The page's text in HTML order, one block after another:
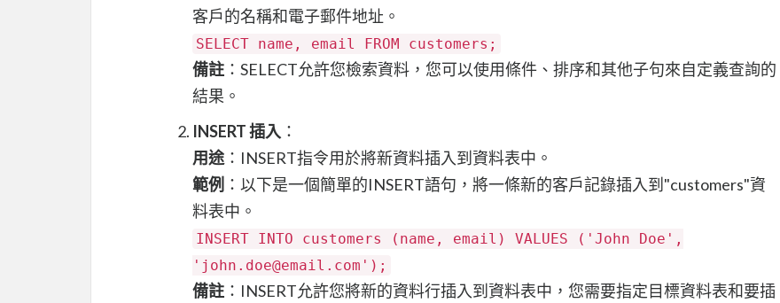
客戶的名稱和電子郵件地址。
SELECT name, email FROM customers;
備註 ：SELECT允許您檢索資料，您可以使用條件、排序和其他子句來自定義查詢的
結果。
INSERT 插入 ：
用途 ：INSERT指令用於將新資料插入到資料表中。
範例 ：以下是一個簡單的INSERT語句，將一條新的客戶記錄插入到"customers"資
料表中。
INSERT INTO customers (name, email) VALUES ('John Doe',
'john.doe@email.com');
備註 ：INSERT允許您將新的資料行插入到資料表中，您需要指定目標資料表和要插